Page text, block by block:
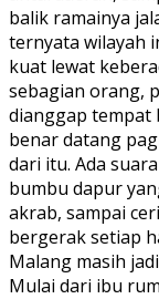
balik ramainya
ternyata wilayah
kuat lewat
sebagian orang,
dianggap tempat
benar datang
dari itu. Ada
bumbu dapur
akrab, sampai
bergerak setiap
Malang masih
Mulai dari ibu